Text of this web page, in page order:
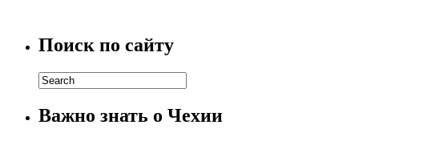
Поиск по сайту
Важно знать о Чехии